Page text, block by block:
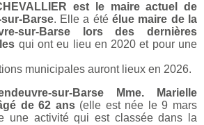
est le maire actuel de
Barse. Elle a étéélue maire de la
sur-Barse lors des dernières
qui ont eu lieu en 2020 et pour une
municipales auront lieux en 2026.
sur-Barse Mme. Marielle
de 62 ans(elle est née le 9 mars
une activité qui est classée dans la